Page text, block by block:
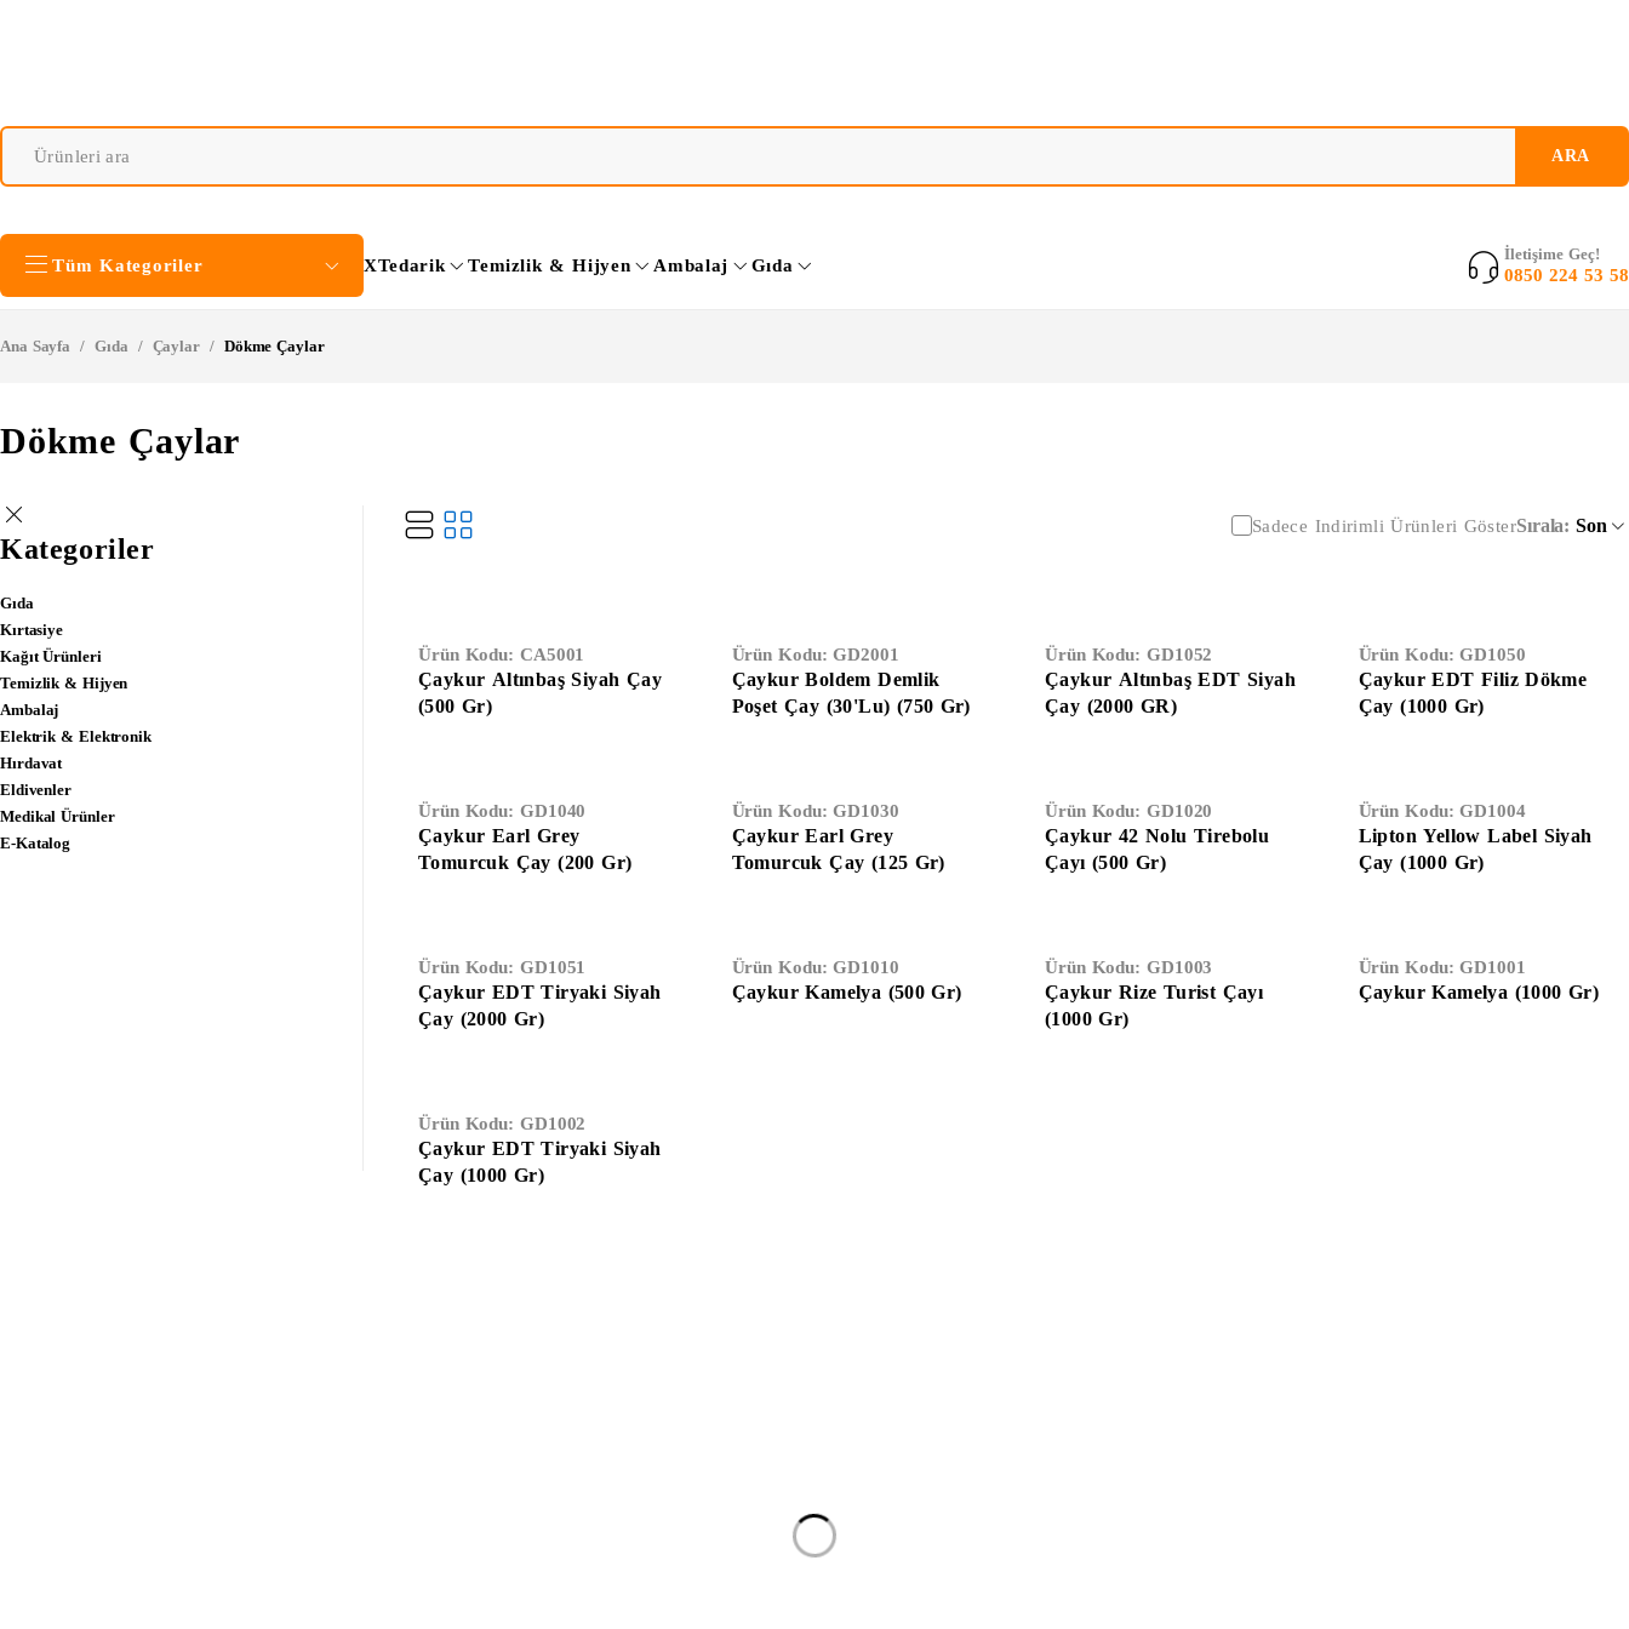
Tüm Kategoriler XTedarik Temizlik & Hijyen Ambalaj Gıda
İletişime Geç!
0850 224 53 58
Dökme Çaylar
Ana Sayfa / Gıda / Çaylar / Dökme Çaylar
Kategoriler
Gıda
Kırtasiye
Kağıt Ürünleri
Temizlik & Hijyen
Ambalaj
Elektrik & Elektronik
Hırdavat
Eldivenler
Medikal Ürünler
E-Katalog
Sadece Indirimli Ürünleri GösterSırala Son
Ürün Kodu: CA5001
Çaykur Altınbaş Siyah Çay
(500 Gr)
Ürün Kodu:GD2001
Çaykur Boldem Demlik
Poşet Çay (30'lu) (750 Gr)
Ürün Kodu: GD1052
Çaykur Altınbaş EDT Siyah
Çay (2000 GR)
Ürün Kodu:GD1050
Çaykur EDT Filiz Dökme
Çay (1000 Gr)
Ürün Kodu: GD1040
Çaykur Earl Grey
Tomurcuk Çay (200 Gr)
Ürün Kodu:GD1030
Çaykur Earl Grey
Tomurcuk Çay (125 Gr)
Ürün Kodu: GD1020
Çaykur 42 Nolu Tirebolu
Çayı (500 Gr)
Ürün Kodu:GD1004
Lipton Yellow Label Siyah
Çay (1000 Gr)
Ürün Kodu: GD1051
Çaykur EDT Tiryaki Siyah
Çay (2000 Gr)
Ürün Kodu:GD1010
Çaykur Kamelya (500 Gr)
Ürün Kodu: GD1003
Çaykur Rize Turist Çayı
(1000 Gr)
Ürün Kodu:GD1001
Çaykur Kamelya (1000 Gr)
Ürün Kodu: GD1002
Çaykur EDT Tiryaki Siyah
Çay (1000 Gr)